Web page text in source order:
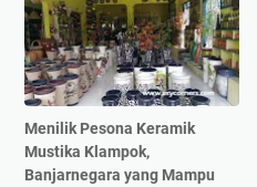
Menilik Pesona Keramik
Mustika Klampok,
Banjarnegara yang Mampu